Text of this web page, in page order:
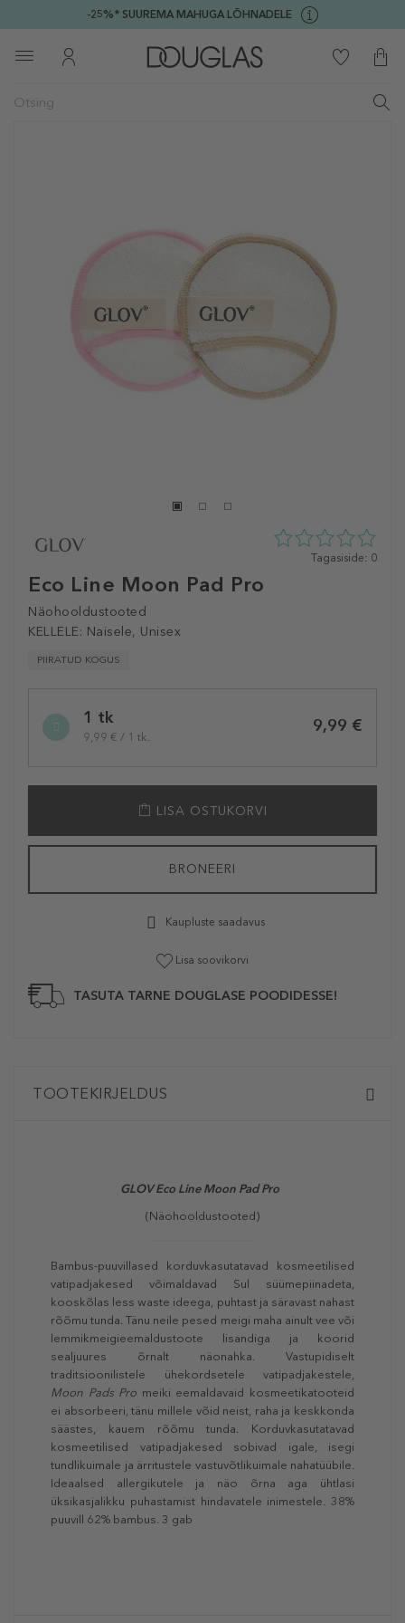
-25%* SUUREMA MAHUGA LÕHNADELE
Eco Line Moon Pad Pro
Näohooldustooted
KELLELE: Naisele, Unisex
PIIRATUD KOGUS
0
Tagasiside: 0
variation1 tk
9,99 € / 1 tk.
9,99 €
LISA OSTUKORVI
BRONEERI
Kaupluste saadavus
Lisa soovikorvi
TASUTA TARNE DOUGLASE POODIDESSE!
TOOTEKIRJELDUS
GLOVEco Line Moon Pad Pro
(Näohooldustooted)
Bambus-puuvillased korduvkasutatavad kosmeetilised
vatipadjakesed võimaldavad Sul süümepiinadeta,
kooskõlas less waste ideega, puhtast ja säravast nahast
rõõmu tunda. Tänu neile pesed meigi maha ainult vee või
lemmikmeigieemaldustoote lisandiga ja koorid
sealjuures õrnalt näonahka. Vastupidiselt
traditsioonilistele ühekordsetele vatipadjakestele,
Moon Pads Pro meiki eemaldavaid kosmeetikatooteid
ei absorbeeri, tänu millele võid neist, raha ja keskkonda
säästes, kauem rõõmu tunda. Korduvkasutatavad
kosmeetilised vatipadjakesed sobivad igale, isegi
tundlikuimale ja ärritustele vastuvõtlikuimale nahatüübile.
Ideaalsed allergikutele ja näo õrna aga ühtlasi
üksikasjalikku puhastamist hindavatele inimestele. 38%
puuvill 62% bambus. 3 gab